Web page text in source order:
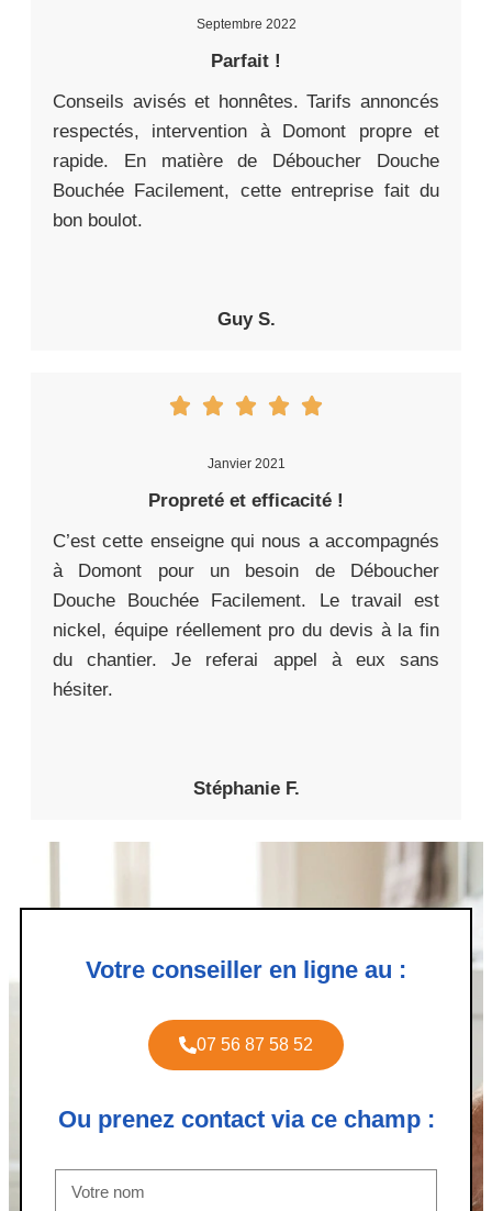
Septembre 2022
Parfait !
Conseils avisés et honnêtes. Tarifs annoncés
respectés, intervention à Domont propre et
rapide. En matière de Déboucher Douche
Bouchée Facilement, cette entreprise fait du
bon boulot.
Guy S.
Janvier 2021
Propreté et efficacité !
C’est cette enseigne qui nous a accompagnés
à Domont pour un besoin de Déboucher
Douche Bouchée Facilement. Le travail est
nickel, équipe réellement pro du devis à la fin
du chantier. Je referai appel à eux sans
hésiter.
Stéphanie F.
Votre conseiller en ligne au :
07 56 87 58 52
Ou prenez contact via ce champ :